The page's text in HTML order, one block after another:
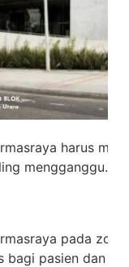
harus
mengganggu.
pada
bagi pasien dan